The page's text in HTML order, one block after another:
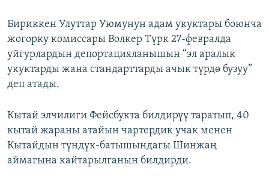
Бириккен Улуттар Уюмунун адам укуктары боюнча
жогорку комиссары Волкер Түрк 27-февралда
уйгурлардын депортацияланышын “эл аралык
укуктарды жана стандарттарды ачык түрдө бузуу”
деп атады.
Кытай элчилиги Фейсбукта билдирүү таратып, 40
кытай жараны атайын чартердик учак менен
Кытайдын түндүк-батышындагы Шинжаң
аймагына кайтарылганын билдирди.